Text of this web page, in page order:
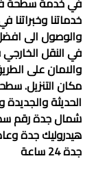
خدماتنا
والوصول الى
في النقل
والامان على
مكان التنزيل.
الحديثة
شمال جدة رقم
هيدروليك جدة
جدة 24 ساعة